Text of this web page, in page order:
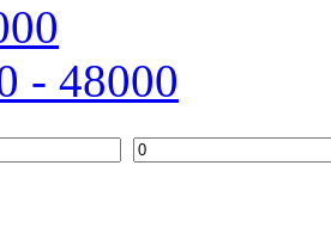
双飞燕
水星
金士顿
- 48000